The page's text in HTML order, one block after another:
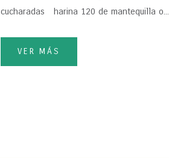
cucharadas harina 120 de mantequilla o...
VER MÁS